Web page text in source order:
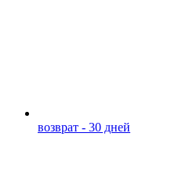
возврат - 30 дней